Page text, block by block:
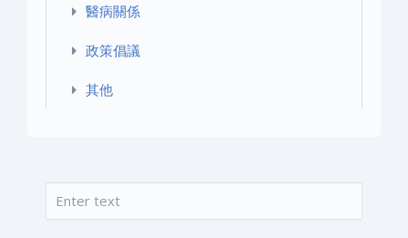
醫病關係
政策倡議
其他
搜尋表單
搜尋